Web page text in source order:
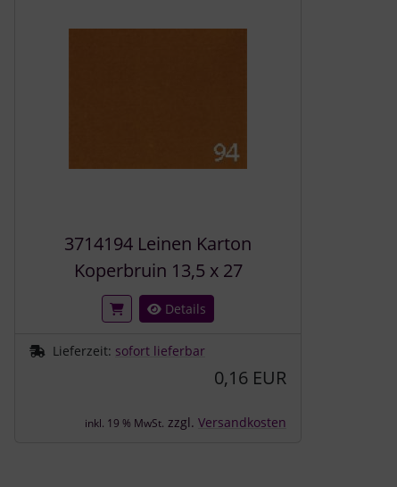
3714194 Leinen Karton
Koperbruin 13,5 x 27
Details
Lieferzeit: sofort lieferbar
0,16 EUR
inkl. 19 % MwSt. zzgl. Versandkosten